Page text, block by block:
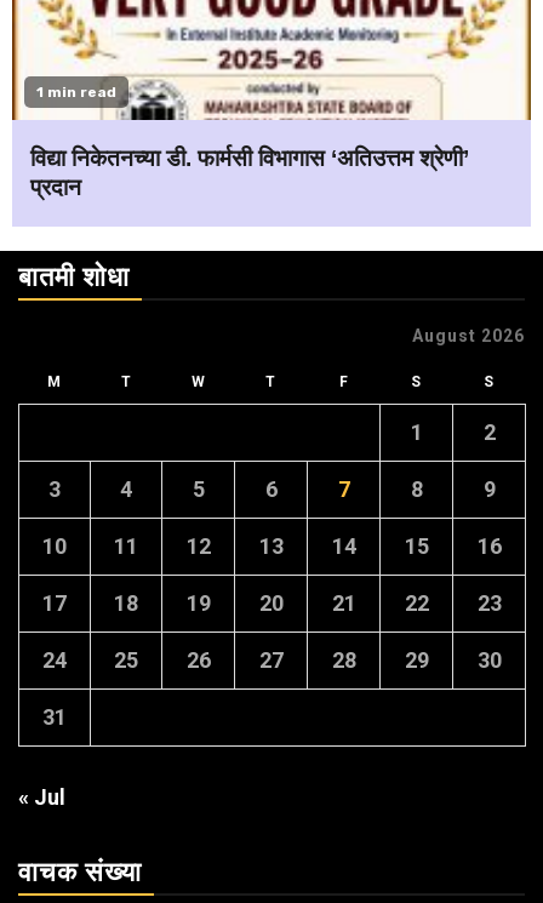
1 min read
विद्या निकेतनच्या डी. फार्मसी विभागास ‘अतिउत्तम श्रेणी’
प्रदान
बातमी शोधा
August 2026
M T W T F S S
1 2
3 4 5 6 7 8 9
10 11 12 13 14 15 16
17 18 19 20 21 22 23
24 25 26 27 28 29 30
31
« Jul
वाचक संख्या